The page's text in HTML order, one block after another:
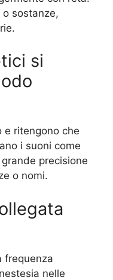
sostanze,
si
e ritengono che
i suoni come
precisione
o nomi.
frequenza
nelle